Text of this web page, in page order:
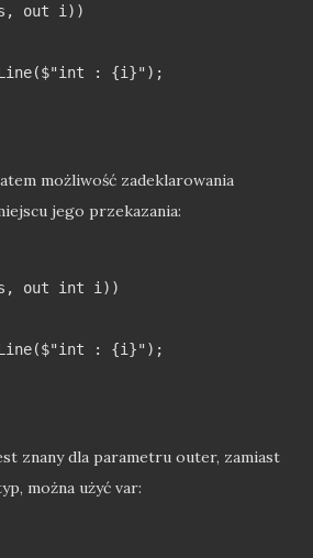
out i))
: {i}");
możliwość zadeklarowania
jego przekazania:
out int i))
: {i}");
znany dla parametru outer, zamiast
można użyć var: